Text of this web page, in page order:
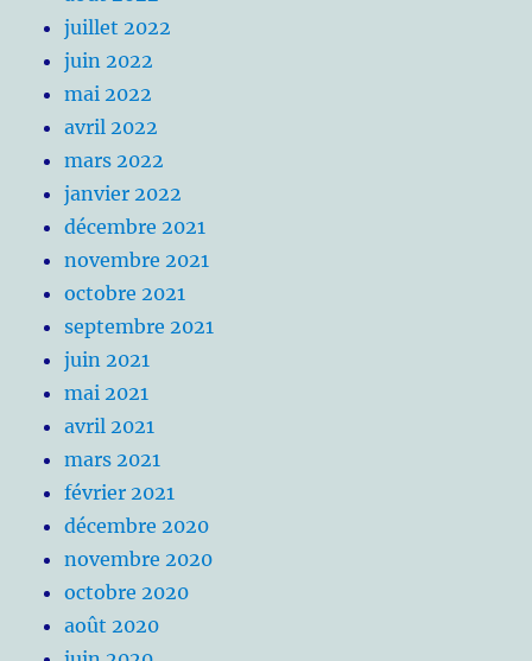
juillet 2022
juin 2022
mai 2022
avril 2022
mars 2022
janvier 2022
décembre 2021
novembre 2021
octobre 2021
septembre 2021
juin 2021
mai 2021
avril 2021
mars 2021
février 2021
décembre 2020
novembre 2020
octobre 2020
août 2020